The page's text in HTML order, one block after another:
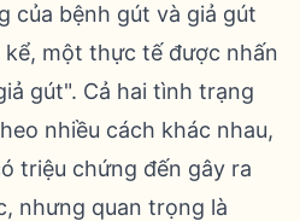
của bệnh gút và giả gút
một thực tế được nhấn
gút". Cả hai tình trạng
nhiều cách khác nhau,
triệu chứng đến gây ra
nhưng quan trọng là